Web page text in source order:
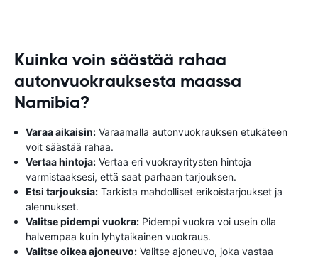
Kuinka voin säästää rahaa
autonvuokrauksesta maassa
Namibia?
Varaa aikaisin: Varaamalla autonvuokrauksen etukäteen
voit säästää rahaa.
Vertaa hintoja: Vertaa eri vuokrayritysten hintoja
varmistaaksesi, että saat parhaan tarjouksen.
Etsi tarjouksia: Tarkista mahdolliset erikoistarjoukset ja
alennukset.
Valitse pidempi vuokra: Pidempi vuokra voi usein olla
halvempaa kuin lyhytaikainen vuokraus.
Valitse oikea ajoneuvo: Valitse ajoneuvo, joka vastaa